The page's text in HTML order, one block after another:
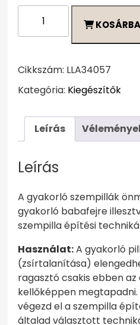
Lashes
gyakorló
mennyiség
KOSÁRBA
Cikkszám: LLA34057
Kategória: Kiegészítők
Leírás
Leírás
A gyakorló szempillák
gyakorló babafejre
szempilla építési
Használat:A gyakorló
(zsírtalanítása)
ragasztó csakis ebben
kellőképpen
végezd el a szempilla
általad választott